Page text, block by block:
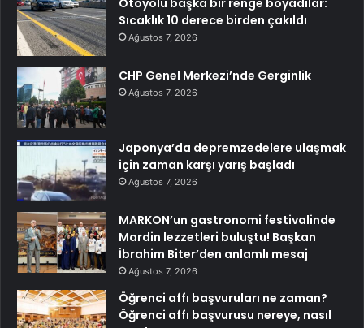
Otoyolu başka bir renge boyadılar:
Sıcaklık 10 derece birden çakıldı
Ağustos 7, 2026
CHP Genel Merkezi’nde Gerginlik
Ağustos 7, 2026
Japonya’da depremzedelere ulaşmak
için zaman karşı yarış başladı
Ağustos 7, 2026
MARKON’un gastronomi festivalinde
Mardin lezzetleri buluştu! Başkan
İbrahim Biter’den anlamlı mesaj
Ağustos 7, 2026
Öğrenci affı başvuruları ne zaman?
Öğrenci affı başvurusu nereye, nasıl